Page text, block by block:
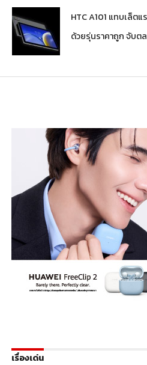
HTC A101 แทบเล็ต
ด้วยรุ่นราคาถูก จับต
เรื่องเด่น